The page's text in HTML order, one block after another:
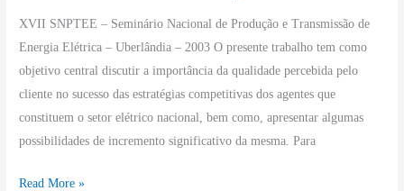
XVII SNPTEE – Seminário Nacional de Produção e Transmissão de
Energia Elétrica – Uberlândia – 2003 O presente trabalho tem como
objetivo central discutir a importância da qualidade percebida pelo
cliente no sucesso das estratégias competitivas dos agentes que
constituem o setor elétrico nacional, bem como, apresentar algumas
possibilidades de incremento significativo da mesma. Para
Vencedora
no
Elétrico
Nacional.
Read More »